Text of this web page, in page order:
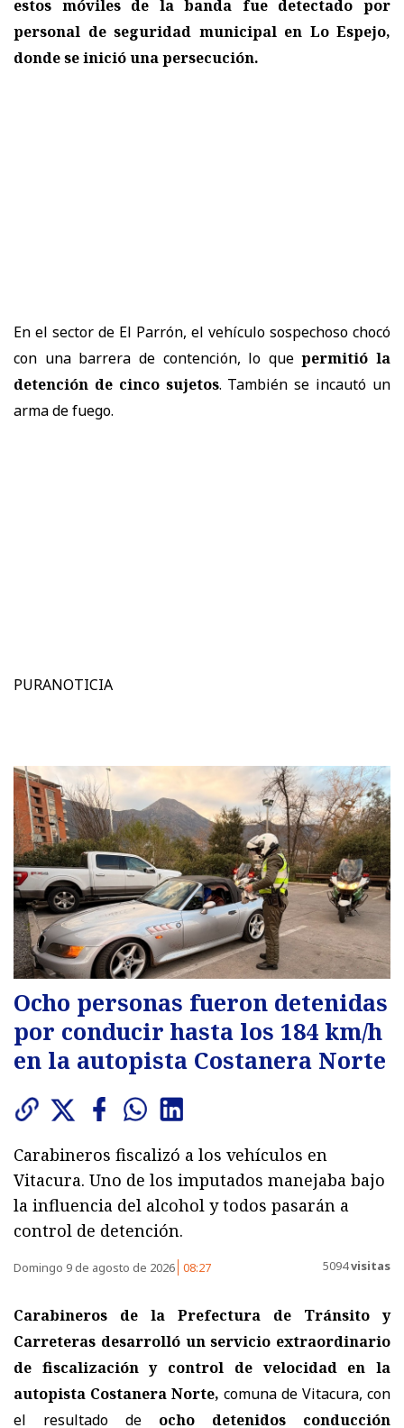
estos móviles de la banda fue detectado por
personal de seguridad municipal en Lo Espejo,
donde se inició una persecución.
En el sector de El Parrón, el vehículo sospechoso chocó
con una barrera de contención, lo quepermitió la
detención de cinco sujetos. También se incautó un
arma de fuego.
PURANOTICIA
Ocho personas fueron detenidas
por conducir hasta los 184 km/h
en la autopista Costanera Norte
Carabineros fiscalizó a los vehículos en
Vitacura. Uno de los imputados manejaba bajo
la influencia del alcohol y todos pasarán a
control de detención.
Domingo 9 de agosto de 2026 08:27 5094visitas
Carabineros de la Prefectura de Tránsito y
Carreteras desarrolló un servicio extraordinario
de fiscalización y control de velocidad en la
autopista Costanera Norte, comuna de Vitacura, con
el resultado de ocho detenidos conducción